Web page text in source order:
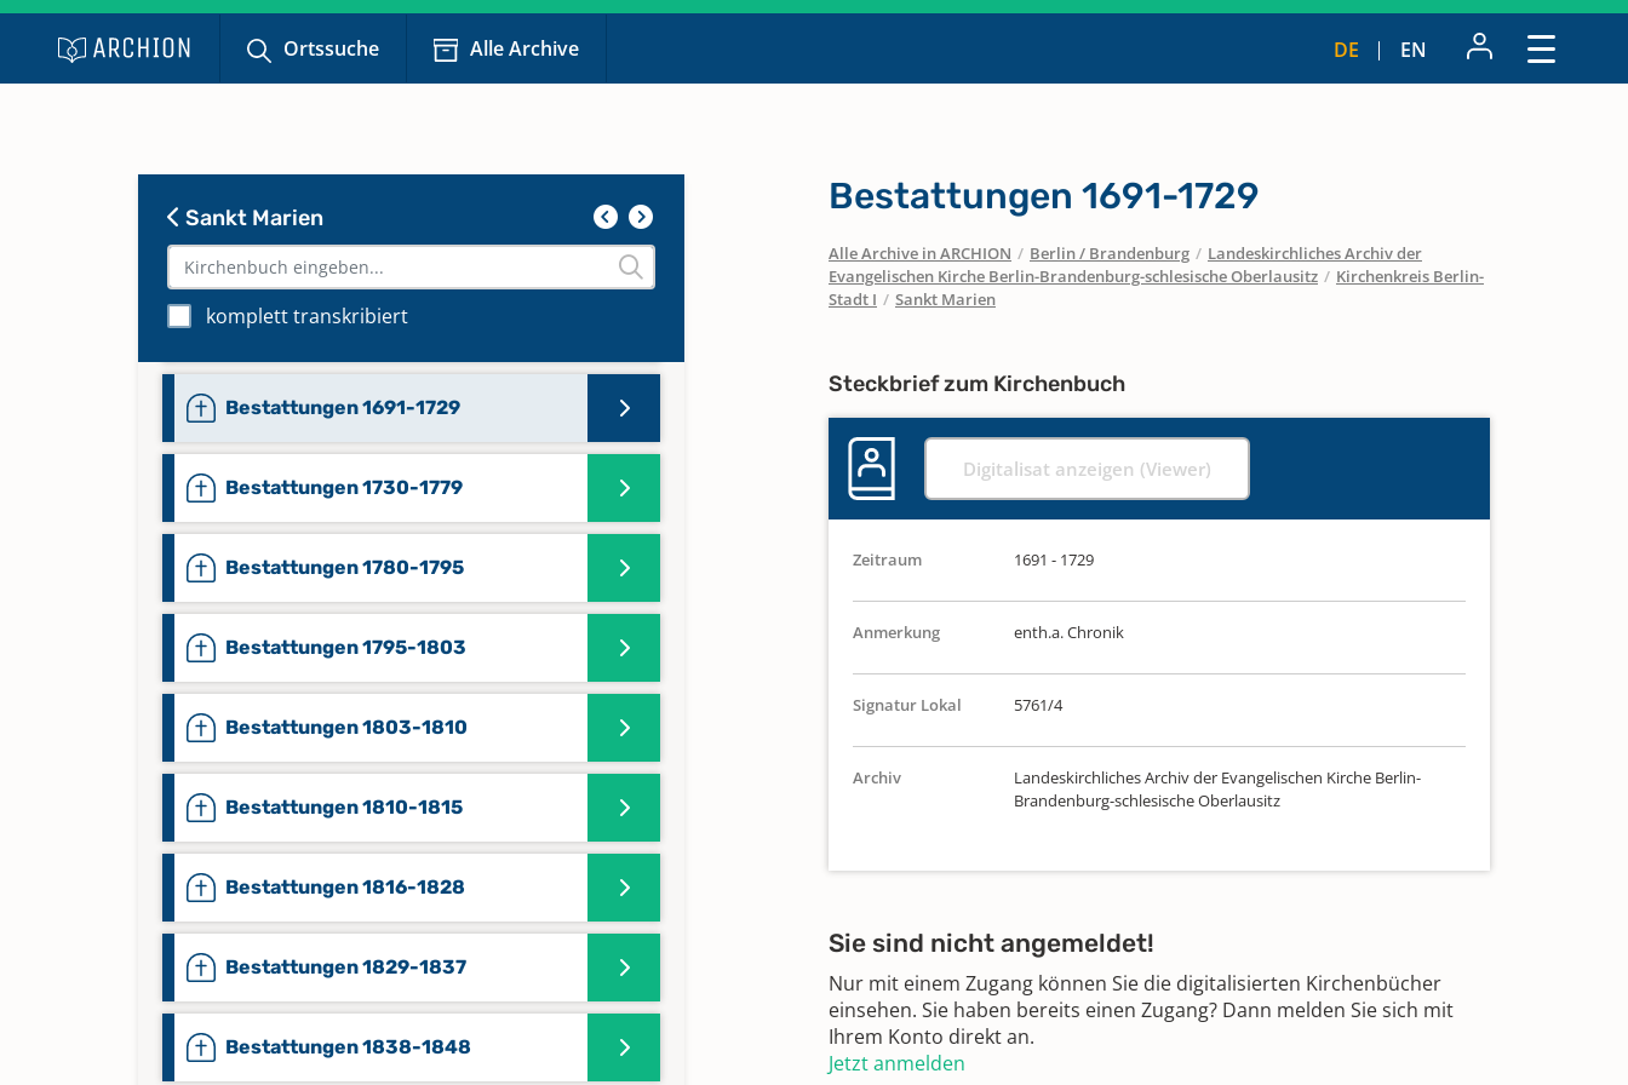
Ortssuche Alle Archive DE EN
Sankt Marien
komplett transkribiert
Bestattungen 1621-1659
Bestattungen 1660-1690
Bestattungen 1691-1729
Bestattungen 1730-1779
Bestattungen 1780-1795
Bestattungen 1795-1803
Bestattungen 1803-1810
Bestattungen 1810-1815
Bestattungen 1816-1828
Bestattungen 1829-1837
Bestattungen 1838-1848
Bestattungen 1691-1729
Alle Archive in ARCHION / Berlin / Brandenburg / Landeskirchliches Archiv der
Evangelischen Kirche Berlin-Brandenburg-schlesische Oberlausitz / Kirchenkreis Berlin-
Stadt I / Sankt Marien
Steckbrief zum Kirchenbuch
Digitalisat anzeigen (Viewer)
Zeitraum 1691 - 1729
Anmerkung enth.a. Chronik
Signatur Lokal 5761/4
Archiv
Landeskirchliches Archiv der Evangelischen Kirche Berlin-
Brandenburg-schlesische Oberlausitz
Sie sind nicht angemeldet!
Nur mit einem Zugang können Sie die digitalisierten Kirchenbücher
einsehen. Sie haben bereits einen Zugang? Dann melden Sie sich mit
Ihrem Konto direkt an.
Jetzt anmelden